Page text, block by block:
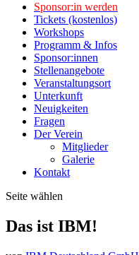
Sponsor:in werden
Tickets (kostenlos)
Workshops
Programm & Infos
Sponsor:innen
Stellenangebote
Veranstaltungsort
Unterkunft
Neuigkeiten
Fragen
Der Verein
Mitglieder
Galerie
Kontakt
Seite wählen
Das ist IBM!